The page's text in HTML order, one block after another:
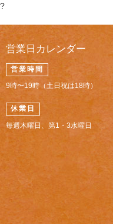
?
営業日カレンダー
営業時間
9時〜19時（土日祝は18時）
休業日
毎週木曜日、第1・3水曜日